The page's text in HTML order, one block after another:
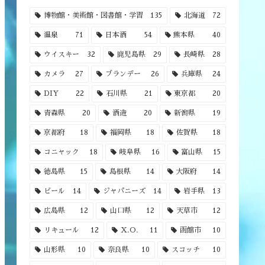
博物館・美術館・図書館・学習 135 北海道 72
温泉 71 日本酒 54 熊本県 40
ウイスキー 32 鹿児島県 29 長崎県 28
カメラ 27 ブランデー 26 兵庫県 24
DIY 22 石川県 21 東京都 20
青森県 20 酒造 20 新潟県 19
京都府 18 福岡県 18 佐賀県 18
コニャック 18 岐阜県 16 富山県 15
徳島県 15 島根県 14 大阪府 14
ビール 14 ジャパニーズ 14 岩手県 13
広島県 12 山口県 12 天草市 12
リキュール 12 X.O. 11 函館市 10
山形県 10 奈良県 10 スコッチ 10